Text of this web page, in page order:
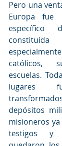
Pero una
Europa fue
específico
católicos,
escuelas.
lugares
depósitos
misioneros
testigos y